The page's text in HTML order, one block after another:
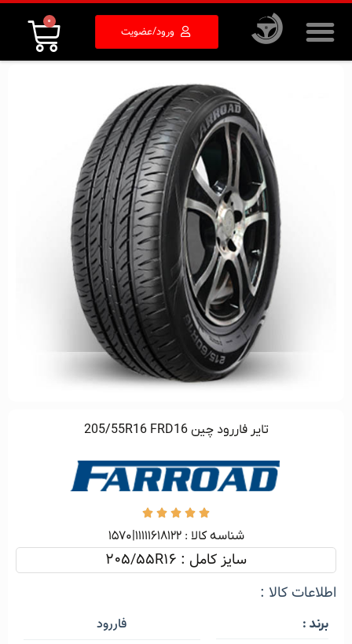
ورود/عضویت
0
تایر فاررود چین 205/55R16 FRD16





شناسه کالا :‌ ۱۱۱۱۱۶۱۸۱۲۲|۱۵۷۰
سایز کامل : 205/55R16
اطلاعات کالا :
برند :
فاررود